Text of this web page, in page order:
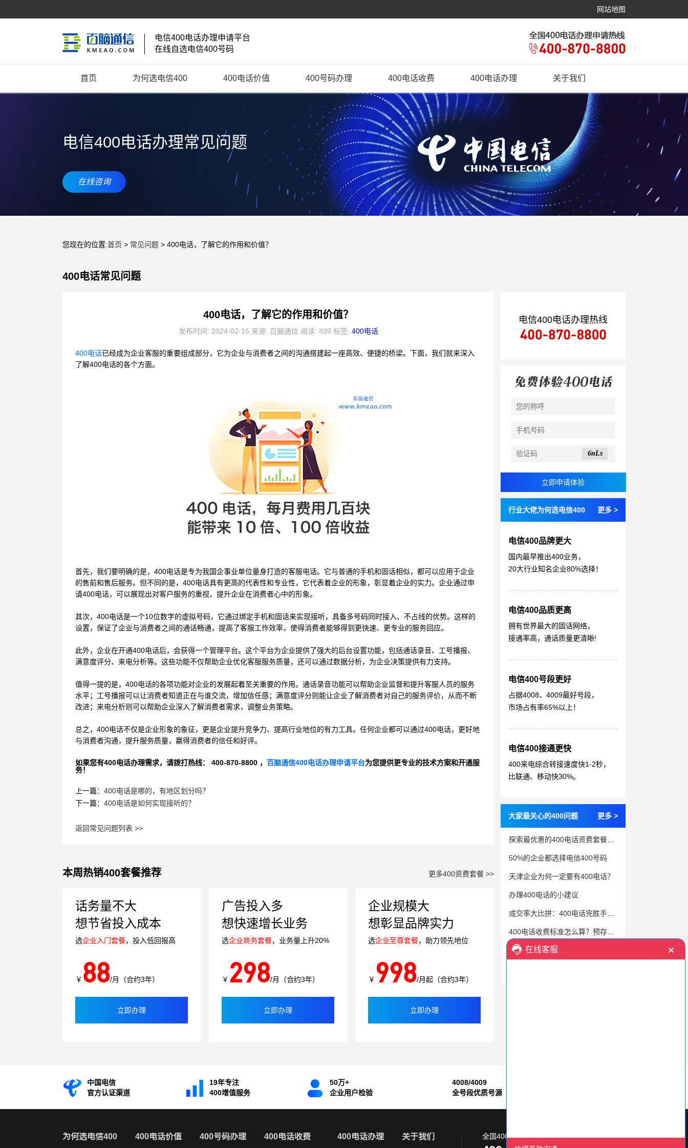
网站地图
电信400电话办理申请平台
在线自选电信400号码
首页 为何选电信400 400电话价值 400号码办理 400电话收费 400电话办理 关于我们
电信400电话办理常见问题
在线咨询
您现在的位置:首页 > 常见问题 > 400电话，了解它的作用和价值？
400电话常见问题
400电话，了解它的作用和价值？
发布时间: 2024-02-15 来源: 百脑通信 阅读: 839 标签: 400电话
400电话已经成为企业客服的重要组成部分，它为企业与消费者之间的沟通搭建起一座高效、便捷的桥梁。下面，我们就来深入
了解400电话的各个方面。
首先，我们要明确的是， 400电话是专为我国企事业单位量身打造的客服电话。它与普通的手机和固话相似，都可以应用于企业
的售前和售后服务。但不同的是，400电话具有更高的代表性和专业性，它代表着企业的形象，彰显着企业的实力。企业通过申
请400电话，可以展现出对客户服务的重视，提升企业在消费者心中的形象。
其次， 400电话是一个10位数字的虚拟号码，它通过绑定手机和固话来实现接听，具备多号码同时接入、不占线的优势。这样的
设置，保证了企业与消费者之间的通话畅通，提高了客服工作效率，使得消费者能够得到更快速、更专业的服务回应。
此外，企业在开通400电话后，会获得一个管理平台。这个平台为企业提供了强大的后台设置功能，包括通话录音、工号播报、
满意度评分、来电分析等。这些功能不仅帮助企业优化客服服务质量，还可以通过数据分析，为企业决策提供有力支持。
值得一提的是， 400电话的各项功能对企业的发展起着至关重要的作用。通话录音功能可以帮助企业监督和提升客服人员的服务
水平；工号播报可以让消费者知道正在与谁交流，增加信任感；满意度评分则能让企业了解消费者对自己的服务评价，从而不断
改进；来电分析则可以帮助企业深入了解消费者需求，调整业务策略。
总之， 400电话不仅是企业形象的象征，更是企业提升竞争力、提高行业地位的有力工具。任何企业都可以通过400电话，更好地
与消费者沟通，提升服务质量，赢得消费者的信任和好评。
如果您有400电话办理需求，请拨打热线： 400-870-8800 ， 百脑通信400电话办理申请平台为您提供更专业的技术方案和开通服
务！
上一篇： 400电话是哪的，有地区划分吗？
下一篇： 400电话是如何实现接听的？
返回常见问题列表 >>
本周热销400套餐推荐 更多400资费套餐 >>
话务量不大
想节省投入成本
选企业入门套餐，投入低回报高
￥ 88/月（合约3年）
立即办理
广告投入多
想快速增长业务
选企业商务套餐，业务量上升20%
￥ 298/月（合约3年）
立即办理
企业规模大
想彰显品牌实力
选企业至尊套餐，助力领先地位
￥ 998/月起（合约3年）
立即办理
电信400电话办理热线
6nLs
行业大佬为何选电信400 更多 >
电信400品牌更大
国内最早推出400业务，
20大行业知名企业80%选择！
电信400品质更高
拥有世界最大的固话网络，
接通率高，通话质量更清晰!
电信400号段更好
占据4008、4009最好号段，
市场占有率65%以上！
电信400接通更快
400来电综合转接速度快1-2秒，
比联通、移动快30%。
大家最关心的400问题 更多 >
50%的企业都选择电信400号码
天津企业为何一定要有400电话？
办理400电话的小建议
中国电信
官方认证渠道
19年专注
400增值服务
50万+
企业用户检验
4008/4009
全号段优质号源
为何选电信400 400电话价值 400号码办理 400电话收费 400电话办理 关于我们 全国400电话服务热线: